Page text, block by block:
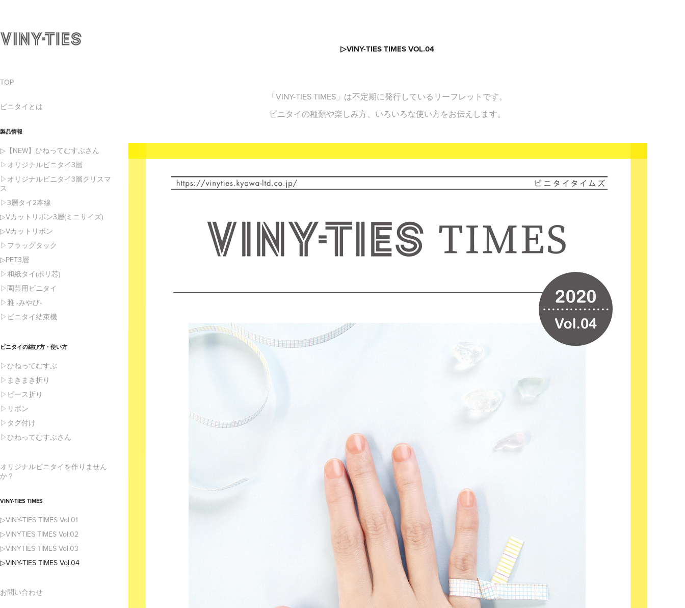
TOP
ビニタイとは
製品情報
▷【NEW】ひねってむすぶさん
▷オリジナルビニタイ3層
▷オリジナルビニタイ3層クリスマ
ス
▷3層タイ2本線
▷Vカットリボン3層(ミニサイズ)
▷Vカットリボン
▷フラッグタック
▷PET3層
▷和紙タイ(ポリ芯)
▷園芸用ビニタイ
▷雅 -みやび-
▷ビニタイ結束機
ビニタイの結び方・使い方
▷ひねってむすぶ
▷まきまき折り
▷ピース折り
▷リボン
▷タグ付け
▷ひねってむすぶさん
オリジナルビニタイを作りません
か？
VINY-TIES TIMES
▷VINY-TIES TIMES Vol.01
▷VINYTIES TIMES Vol.02
▷VINYTIES TIMES Vol.03
▷VINY-TIES TIMES Vol.04
お問い合わせ
▷VINY-TIES TIMES VOL.04
「VINY-TIES TIMES」は不定期に発行しているリーフレットです。
ビニタイの種類や楽しみ方、いろいろな使い方をお伝えします。